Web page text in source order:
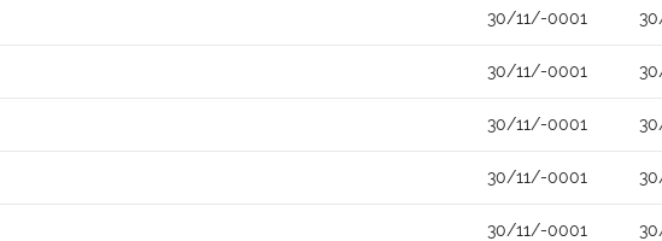
30/11/-0001
30/11/-0001
30/11/-0001
30/11/-0001
30/11/-0001